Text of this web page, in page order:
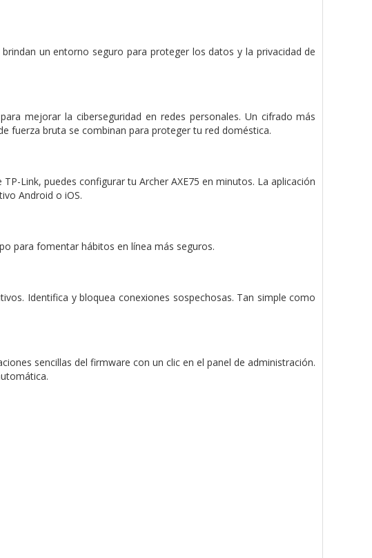
un entorno seguro para proteger los datos y la privacidad de
mejorar la ciberseguridad en redes personales. Un cifrado más
fuerza bruta se combinan para proteger tu red doméstica.
Link, puedes configurar tu Archer AXE75 en minutos. La aplicación
Android o iOS.
para fomentar hábitos en línea más seguros.
Identifica y bloquea conexiones sospechosas. Tan simple como
sencillas del firmware con un clic en el panel de administración.